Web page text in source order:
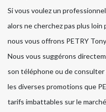
Si vous voulez un
alors ne cherchez pas plus
nous vous offrons PETRY
Nous vous suggérons
son téléphone ou de
les diverses promotions que
tarifs imbattables sur le